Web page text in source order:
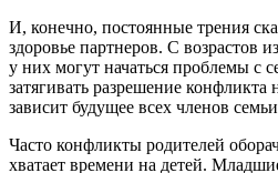
И, конечно, постоянные трения
здоровье партнеров. С возрастов
у них могут начаться проблемы с
затягивать разрешение конфликта
зависит будущее всех членов
Часто конфликты родителей
хватает времени на детей.